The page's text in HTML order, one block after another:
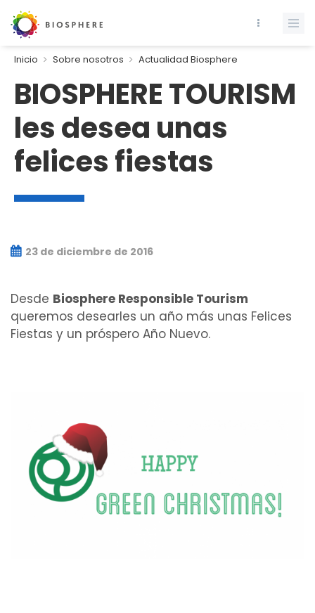
Inicio Sobre nosotros Actualidad Biosphere
BIOSPHERE TOURISM
les desea unas
felices fiestas
23 de diciembre de 2016
Desde Biosphere Responsible Tourism
queremos desearles un año más unas Felices
Fiestas y un próspero Año Nuevo.